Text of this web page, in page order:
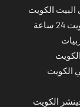
الكويت
الكويت
الكويت